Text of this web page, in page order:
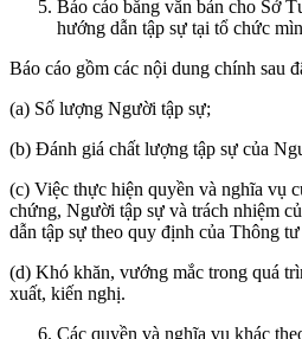
Báo cáo bằng văn bản cho Sở
hướng dẫn tập sự tại tổ chức
Báo cáo gồm các nội dung chính sau
(a) Số lượng Người tập sự;
(b) Đánh giá chất lượng tập sự của
(c) Việc thực hiện quyền và nghĩa vụ
chứng, Người tập sự và trách nhiệm
dẫn tập sự theo quy định của Thông
(d) Khó khăn, vướng mắc trong quá
xuất, kiến nghị.
Các quyền và nghĩa vụ khác